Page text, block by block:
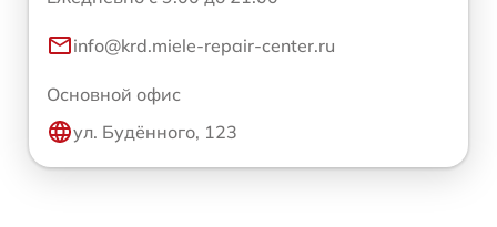
info@krd.miele-repair-center.ru
Основной офис
ул. Будённого, 123